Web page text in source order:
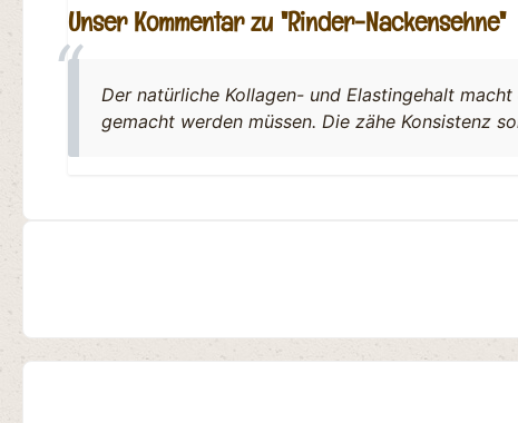
Unser Kommentar zu "Rinder-Nackensehne"
Der natürliche Kollagen- und Elastingehalt
gemacht werden müssen. Die zähe Konsistenz